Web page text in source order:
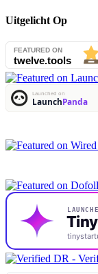
Uitgelicht Op